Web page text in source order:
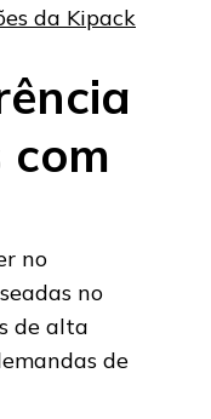
da Kipack
com
no
no
de alta
de